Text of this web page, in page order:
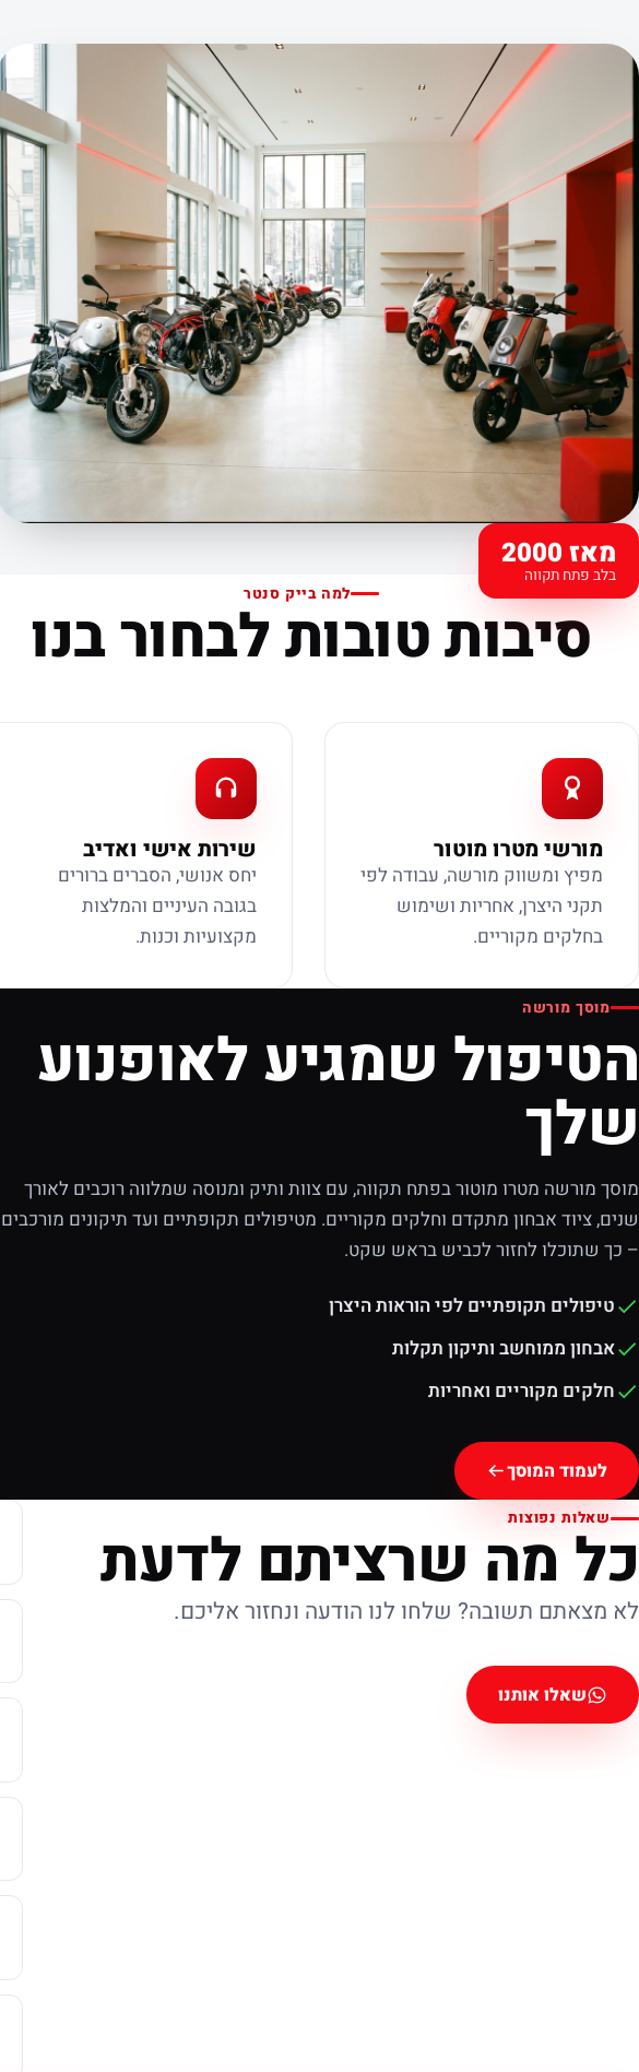
מאז 2000
בלב פתח תקווה
למה בייק סנטר
סיבות טובות לבחור בנו
מורשי מטרו מוטור
מפיץ ומשווק מורשה, עבודה לפי
תקני היצרן, אחריות ושימוש
בחלקים מקוריים.
שירות אישי ואדיב
יחס אנושי, הסברים ברורים
בגובה העיניים והמלצות
מקצועיות וכנות.
מוסך מורשה
הטיפול שמגיע לאופנוע
שלך
מוסך מורשה מטרו מוטור בפתח תקווה, עם צוות ותיק ומנוסה שמלווה רוכבים לאורך
שנים, ציוד אבחון מתקדם וחלקים מקוריים. מטיפולים תקופתיים ועד תיקונים מורכבים
– כך שתוכלו לחזור לכביש בראש שקט.
טיפולים תקופתיים לפי הוראות היצרן
אבחון ממוחשב ותיקון תקלות
חלקים מקוריים ואחריות
לעמוד המוסך
שאלות נפוצות
כל מה שרציתם לדעת
לא מצאתם תשובה? שלחו לנו הודעה ונחזור אליכם.
שאלו אותנו